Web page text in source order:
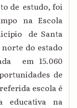
de estudo, foi
na Escola
de Santa
do estado
em 15.060
de
escola é
educativa na